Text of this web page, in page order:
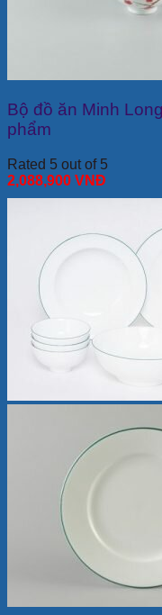
Bộ đồ ăn Minh
phẩm
Rated 5 out of 5
2,088,900 VNĐ